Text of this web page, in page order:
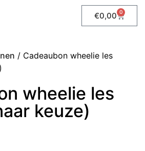
€0,00 0
/ Cadeaubon wheelie les
wheelie les
keuze)